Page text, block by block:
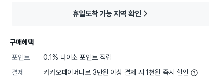
휴일도착 가능 지역 확인
구매혜택
포인트
0.1% 다이소 포인트 적립
결제
카카오페이머니로 3만원 이상 결제 시 1천원 즉시 할인